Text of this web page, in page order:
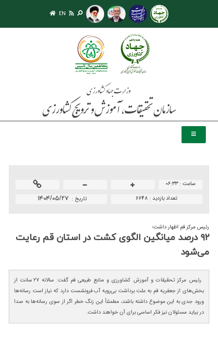
EN
ساعت :۰۶:۳۳
تاريخ : ۱۴۰۴/۰۵/۲۷ تعداد بازدید : 6648
رئیس مرکز قم اظهار داشت؛
۹۲ درصد میانگین الگوی كشت در استان قم رعایت
می‌شود
رئیس مرکز تحقیقات و آموزش کشاورزی و منابع طبیعی قم گفت: سالانه ۲۷ سانت از
بخش‌های از جعفریه قم به علت برداشت بی‌رویه آب فرونشست دارد که نیاز است رسانه‌ها
ورود جدی به این موضوع داشته باشند، مطمئناً این زنگ خطر اگر از سوی رسانه‌ها به صدا
در بیاید مسئولان نیز فکر اساسی برای آن خواهند داشت.